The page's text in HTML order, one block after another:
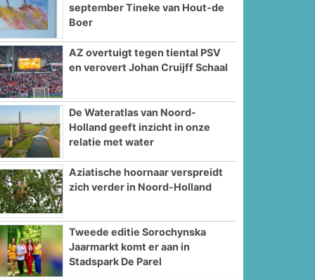
september Tineke van Hout-de
Boer
AZ overtuigt tegen tiental PSV
en verovert Johan Cruijff Schaal
De Wateratlas van Noord-
Holland geeft inzicht in onze
relatie met water
Aziatische hoornaar verspreidt
zich verder in Noord-Holland
Tweede editie Sorochynska
Jaarmarkt komt er aan in
Stadspark De Parel